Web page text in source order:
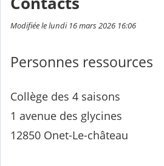
Modifiée le lundi 16 mars 2026 16:06
Personnes ressources
Collège des 4 saisons
1 avenue des glycines
12850 Onet-Le-château